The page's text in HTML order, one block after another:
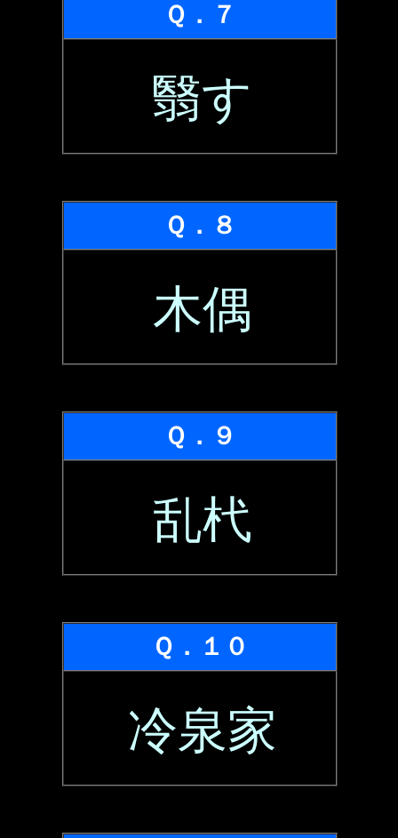
Ｑ．７
翳す
Ｑ．８
木偶
Ｑ．９
乱杙
Ｑ．１０
冷泉家